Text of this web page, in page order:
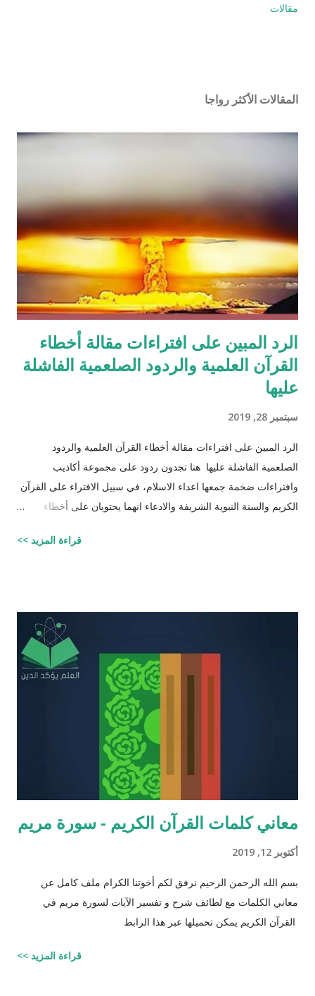
مقالات
المقالات الأكثر رواجا
الرد المبين على افتراءات مقالة أخطاء
القرآن العلمية والردود الصلعمية الفاشلة
عليها
سبتمبر 28, 2019
الرد المبين على افتراءات مقالة أخطاء القرآن العلمية والردود
الصلعمية الفاشلة عليها هنا تجدون ردود على مجموعة أكاذيب
وافتراءات ضخمة جمعها اعداء الاسلام، في سبيل الافتراء على القرآن
الكريم والسنة النبوية الشريفة والادعاء انهما يحتويان على أخطاء
والردود الصلعمية الفاشلة عليها " وقد أبقيت على كل افتراء واتبعته
الافتراء : 1 - زوجيّة الأشياء في القرآن : مِنْ كُلِّ شَيْءٍ خَلَقْنَا زَوْجَيْنِ
لَعَلَّكُمْ تَذَكَّرُونَ / الذاريات : 49 وَمِنْ كُلِّ الثَّمَرَاتِ جَعَلَ فِيهَا زَوْجَيْنِ
اثْنَيْنِ / الرعد : 3 حَتَّى إِذَا جَاءَ أَمْرُنَا وَفَارَ التَّنُّورُ قُلْنَا احْمِلْ فِيهَا مِنْ كُلٍّ
زَوْجَيْنِ اثْنَيْنِ / هود : 11 و اذا طبقنا هذه الآبات وجدنا فيها شيئاً من
قراءة المزيد >>
معاني كلمات القرآن الكريم - سورة مريم
أكتوبر 12, 2019
بسم الله الرحمن الرحيم نرفق لكم أخوتنا الكرام ملف كامل عن
معاني الكلمات مع لطائف شرح و تفسير الآيات لسورة مريم في
القرآن الكريم يمكن تحميلها عبر هذا الرابط
قراءة المزيد >>